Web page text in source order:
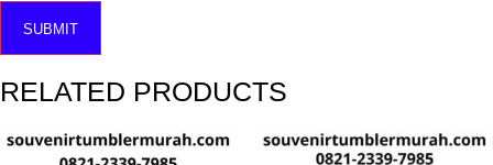
RELATED PRODUCTS